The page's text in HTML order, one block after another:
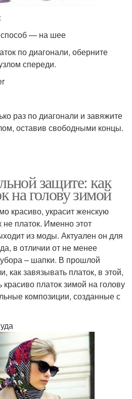
способ — на шее
по диагонали, оберните
спереди.
раз по диагонали и завяжите
оставив свободными концы.
защите: как
на голову зимой
красиво, украсит женскую
не платок. Именно этот
из моды. Актуален он для
в отличии от не менее
– шапки. В прошлой
как завязывать платок, в этой,
красиво платок зимой на голову
композиции, созданные с